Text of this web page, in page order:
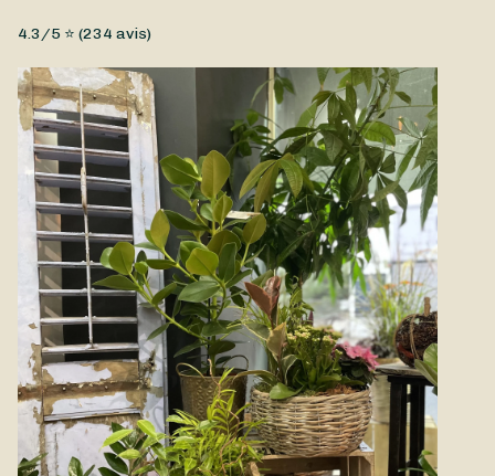
Des fleurs à faire livrer à Antibes ou à proximité ? Optez pour
ce bouquet et Allard Fleurs, fleuriste à Antibes, vous
composera une magnifique création en mettant ses plus
belles tulipes à l'honneur.
4.3/5 ⭐ (234 avis)